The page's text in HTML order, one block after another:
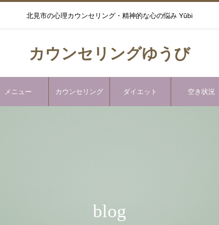
北見市の心理カウンセリング・精神的な心の悩み Yûbi
カウンセリングゆうび
メニュー カウンセリング ダイエット 空き状況
blog